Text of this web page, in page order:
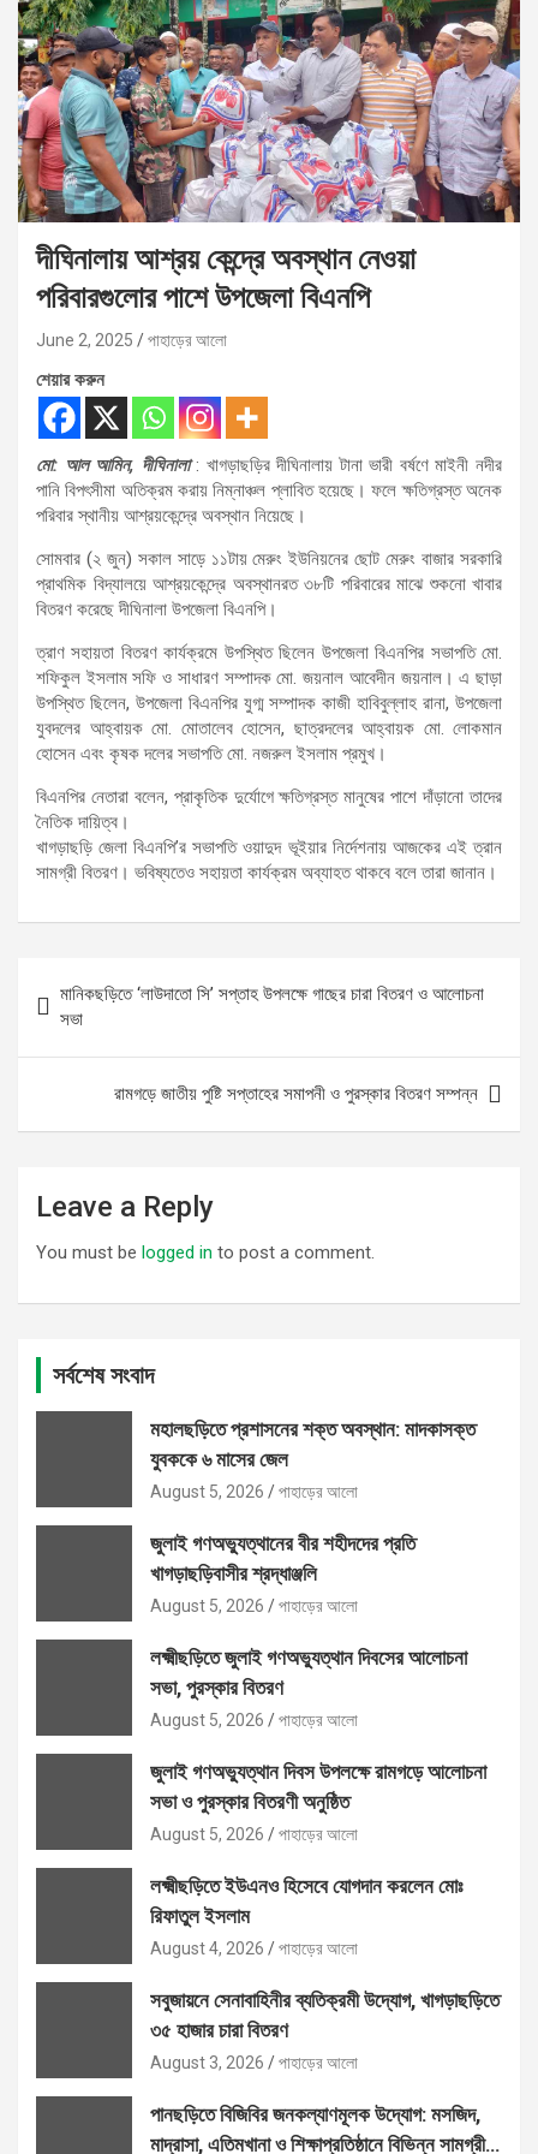
দীঘিনালায় আশ্রয় কেন্দ্রে অবস্থান নেওয়া
পরিবারগুলোর পাশে উপজেলা বিএনপি
June 2, 2025 পাহাড়ের আলো
শেয়ার করুন
মো: আল আমিন, দীঘিনালা: খাগড়াছড়ির দীঘিনালায় টানা ভারী বর্ষণে মাইনী নদীর
পানি বিপৎসীমা অতিক্রম করায় নিম্নাঞ্চল প্লাবিত হয়েছে। ফলে ক্ষতিগ্রস্ত অনেক
পরিবার স্থানীয় আশ্রয়কেন্দ্রে অবস্থান নিয়েছে।
সোমবার (২ জুন) সকাল সাড়ে ১১টায় মেরুং ইউনিয়নের ছোট মেরুং বাজার সরকারি
প্রাথমিক বিদ্যালয়ে আশ্রয়কেন্দ্রে অবস্থানরত ৩৮টি পরিবারের মাঝে শুকনো খাবার
বিতরণ করেছে দীঘিনালা উপজেলা বিএনপি।
ত্রাণ সহায়তা বিতরণ কার্যক্রমে উপস্থিত ছিলেন উপজেলা বিএনপির সভাপতি মো.
শফিকুল ইসলাম সফি ও সাধারণ সম্পাদক মো. জয়নাল আবেদীন জয়নাল। এ ছাড়া
উপস্থিত ছিলেন, উপজেলা বিএনপির যুগ্ম সম্পাদক কাজী হাবিবুল্লাহ রানা, উপজেলা
যুবদলের আহ্বায়ক মো. মোতালেব হোসেন, ছাত্রদলের আহ্বায়ক মো. লোকমান
হোসেন এবং কৃষক দলের সভাপতি মো. নজরুল ইসলাম প্রমুখ।
বিএনপির নেতারা বলেন, প্রাকৃতিক দুর্যোগে ক্ষতিগ্রস্ত মানুষের পাশে দাঁড়ানো তাদের
নৈতিক দায়িত্ব।
খাগড়াছড়ি জেলা বিএনপি’র সভাপতি ওয়াদুদ ভূইয়ার নির্দেশনায় আজকের এই ত্রান
সামগ্রী বিতরণ। ভবিষ্যতেও সহায়তা কার্যক্রম অব্যাহত থাকবে বলে তারা জানান।
navigation
মানিকছড়িতে ‘লাউদাতো সি’ সপ্তাহ উপলক্ষে গাছের চারা বিতরণ ও আলোচনা
সভা
রামগড়ে জাতীয় পুষ্টি সপ্তাহের সমাপনী ও পুরস্কার বিতরণ সম্পন্ন
Leave a Reply
You must be logged in to post a comment.
সর্বশেষ সংবাদ
মহালছড়িতে প্রশাসনের শক্ত অবস্থান: মাদকাসক্ত
যুবককে ৬ মাসের জেল
August 5, 2026 পাহাড়ের আলো
জুলাই গণঅভ্যুত্থানের বীর শহীদদের প্রতি
খাগড়াছড়িবাসীর শ্রদ্ধাঞ্জলি
August 5, 2026 পাহাড়ের আলো
লক্ষ্মীছড়িতে জুলাই গণঅভ্যুত্থান দিবসের আলোচনা
সভা, পুরস্কার বিতরণ
August 5, 2026 পাহাড়ের আলো
জুলাই গণঅভ্যুত্থান দিবস উপলক্ষে রামগড়ে আলোচনা
সভা ও পুরস্কার বিতরণী অনুষ্ঠিত
August 5, 2026 পাহাড়ের আলো
লক্ষ্মীছড়িতে ইউএনও হিসেবে যোগদান করলেন মোঃ
রিফাতুল ইসলাম
August 4, 2026 পাহাড়ের আলো
সবুজায়নে সেনাবাহিনীর ব্যতিক্রমী উদ্যোগ, খাগড়াছড়িতে
৩৫ হাজার চারা বিতরণ
August 3, 2026 পাহাড়ের আলো
পানছড়িতে বিজিবির জনকল্যাণমূলক উদ্যোগ: মসজিদ,
মাদ্রাসা, এতিমখানা ও শিক্ষাপ্রতিষ্ঠানে বিভিন্ন সামগ্রী